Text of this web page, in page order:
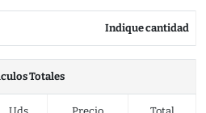
Indique cantidad
Totales